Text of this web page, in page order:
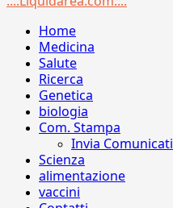
Home
Medicina
Salute
Ricerca
Genetica
biologia
Com. Stampa
Invia Comunicati
Scienza
alimentazione
vaccini